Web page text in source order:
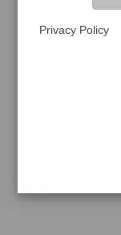
Privacy Policy